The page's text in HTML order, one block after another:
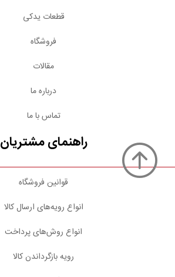
قطعات یدکی
فروشگاه
مقالات
درباره ما
تماس با ما
راهنمای مشتریان
قوانین فروشگاه
انواع رویه‌های ارسال کالا
انواع روش‌های پرداخت
رویه بازگرداندن کالا